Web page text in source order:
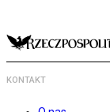
KONTAKT